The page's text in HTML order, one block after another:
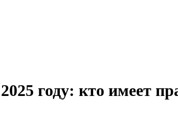
году: кто имеет